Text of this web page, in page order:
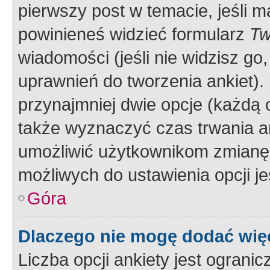
pierwszy post w temacie, jeśli
powinieneś widzieć formularz
wiadomości (jeśli nie widzisz
uprawnień do tworzenia
przynajmniej dwie opcje
także wyznaczyć czas trwania
umożliwić użytkownikom
możliwych do ustawienia opcji
Góra
Dlaczego nie mogę dodać
Liczba opcji ankiety jest